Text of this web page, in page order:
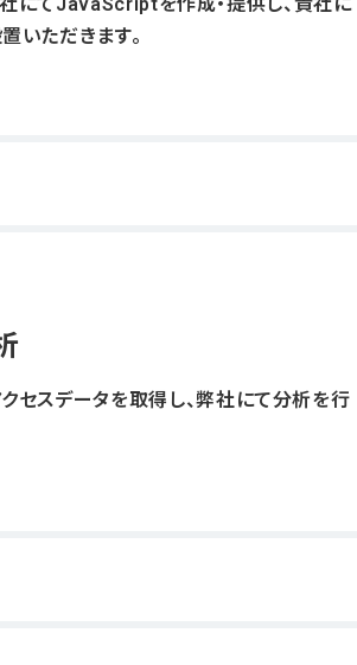
にてJavaScriptを作成・提供し、貴社に
いただきます。
セスデータを取得し、弊社にて分析を行